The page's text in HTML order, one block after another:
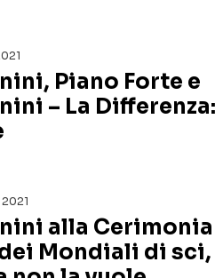
Piano Forte e
– La Differenza:
alla Cerimonia
Mondiali di sci,